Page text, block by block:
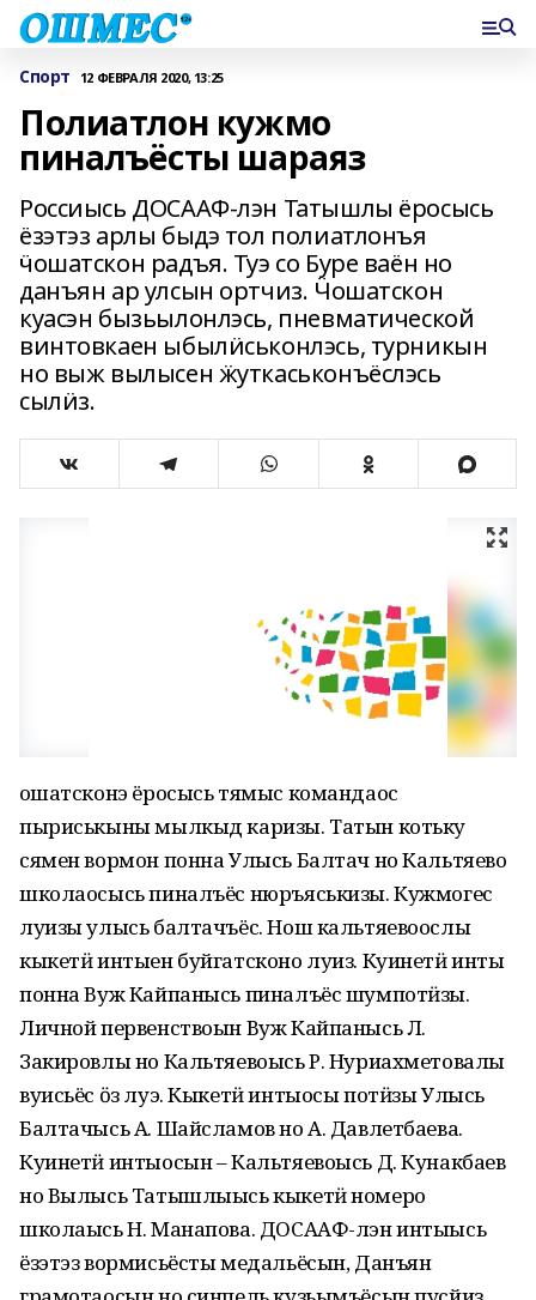
Спорт 12 ФЕВРАЛЯ 2020, 13:25
Полиатлон кужмо
пиналъёсты шараяз
Россиысь ДОСААФ-лэн Татышлы ёросысь
ёзэтэз арлы быдэ тол полиатлонъя
ӵошатскон радъя. Туэ со Буре ваён но
данъян ар улсын ортчиз. Ӵошатскон
куасэн бызьылонлэсь, пневматической
винтовкаен ыбылӥськонлэсь, турникын
но выж вылысен ӝуткаськонъёслэсь
сылӥз.
Ӵошатсконэ ёросысь тямыс командаос
пыриськыны мылкыд каризы. Татын котьку
сямен вормон понна Улысь Балтач но Кальтяево
школаосысь пиналъёс нюръяськизы. Кужмогес
луизы улысь балтачъёс. Нош кальтяевоослы
кыкетӥ интыен буйгатсконо луиз. Куинетӥ инты
понна Вуж Кайпанысь пиналъёс шумпотӥзы.
Личной первенствоын Вуж Кайпанысь Л.
Закировлы но Кальтяевоысь Р. Нуриахметовалы
вуисьёс ӧз луэ. Кыкетӥ интыосы потӥзы Улысь
Балтачысь А. Шайсламов но А. Давлетбаева.
Куинетӥ интыосын – Кальтяевоысь Д. Кунакбаев
но Вылысь Татышлыысь кыкетӥ номеро
школаысь Н. Манапова. ДОСААФ-лэн интыысь
ёзэтэз вормисьёсты медальёсын, Данъян